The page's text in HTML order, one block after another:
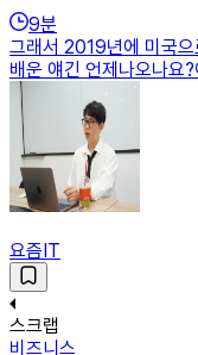
9분
그래서 2019년에 미국
배운 얘긴 언제나오나요
요즘IT
스크랩
비즈니스